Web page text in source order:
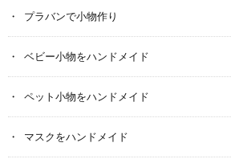
プラバンで小物作り
ベビー小物をハンドメイド
ペット小物をハンドメイド
マスクをハンドメイド